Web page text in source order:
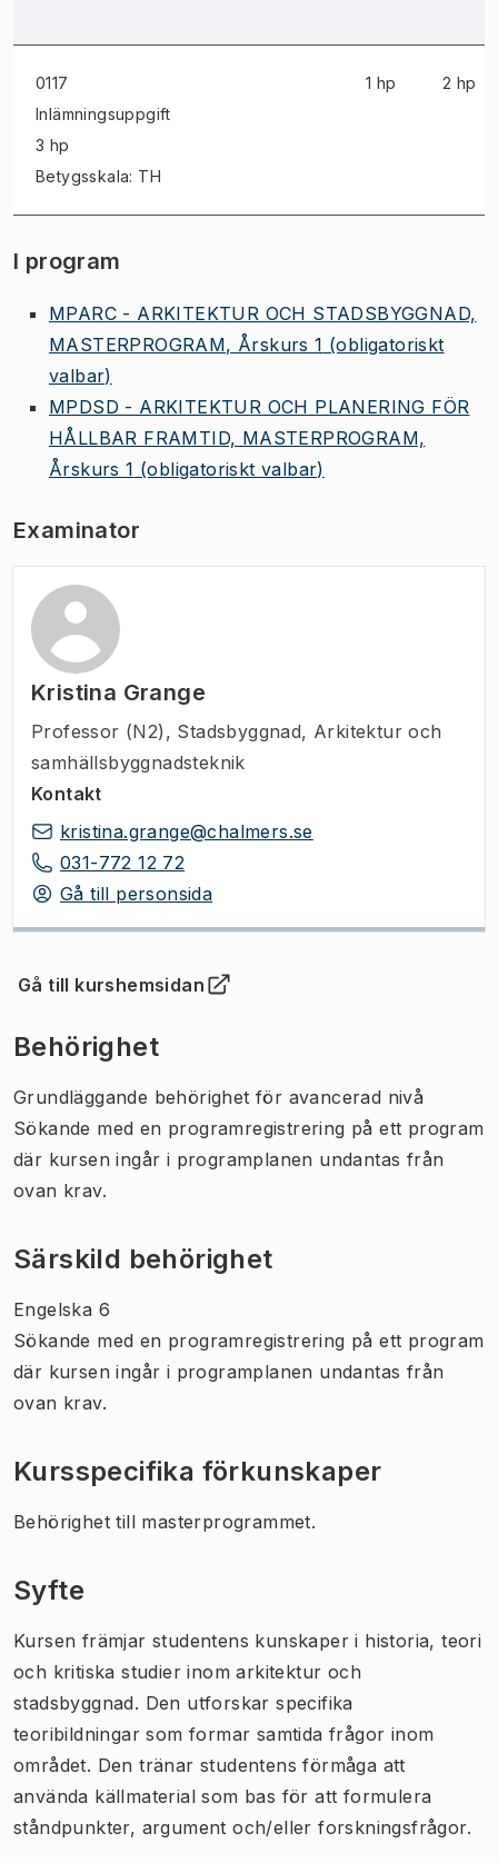
0117
Inlämningsuppgift
3 hp
Betygsskala: TH
1 hp 2 hp
I program
MPARC - ARKITEKTUR OCH STADSBYGGNAD,
MASTERPROGRAM, Årskurs 1 (obligatoriskt
valbar)
MPDSD - ARKITEKTUR OCH PLANERING FÖR
HÅLLBAR FRAMTID, MASTERPROGRAM,
Årskurs 1 (obligatoriskt valbar)
Examinator
Kristina Grange
Professor (N2) , Stadsbyggnad, Arkitektur och
samhällsbyggnadsteknik
Kontakt
kristina.grange@chalmers.se
031-772 12 72
Gå till personsida
Gå till kurshemsidan
(Öppnas i ny flik)
Behörighet
Grundläggande behörighet för avancerad nivå
Sökande med en programregistrering på ett program
där kursen ingår i programplanen undantas från
ovan krav.
Särskild behörighet
Engelska 6
Sökande med en programregistrering på ett program
där kursen ingår i programplanen undantas från
ovan krav.
Kursspecifika förkunskaper
Behörighet till masterprogrammet.
Syfte
Kursen främjar studentens kunskaper i historia, teori
och kritiska studier inom arkitektur och
stadsbyggnad. Den utforskar specifika
teoribildningar som formar samtida frågor inom
området. Den tränar studentens förmåga att
använda källmaterial som bas för att formulera
ståndpunkter, argument och/eller forskningsfrågor.